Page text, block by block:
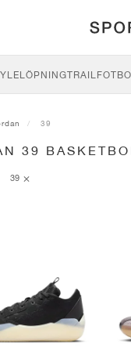
LÖPNINGTRAIL
39
39
39